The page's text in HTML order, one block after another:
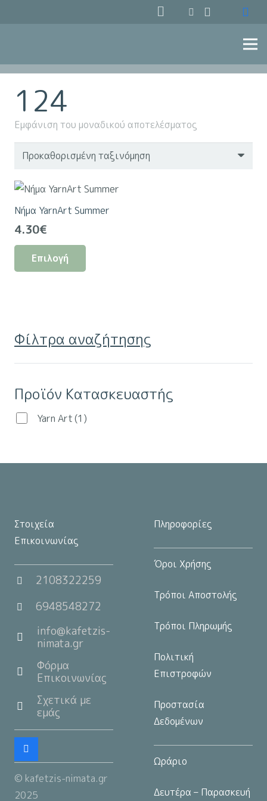
124
Εμφάνιση του μοναδικού αποτελέσματος
Νήμα YarnArt Summer
4.30€
Επιλογή
Οι
επιλογές
να
του
Φίλτρα αναζήτησης
Προϊόν Κατασκευαστής
Yarn Art(1)
Στοιχεία
Επικοινωνίας
2108322259
6948548272
info@kafetzis-
nimata.gr
Φόρμα
Επικοινωνίας
Σχετικά με
εμάς
© kafetzis-nimata.gr
2025
Πληροφορίες
Όροι Χρήσης
Τρόποι Αποστολής
Τρόποι Πληρωμής
Πολιτική
Επιστροφών
Προστασία
Δεδομένων
Ωράριο
Δευτέρα – Παρασκευή